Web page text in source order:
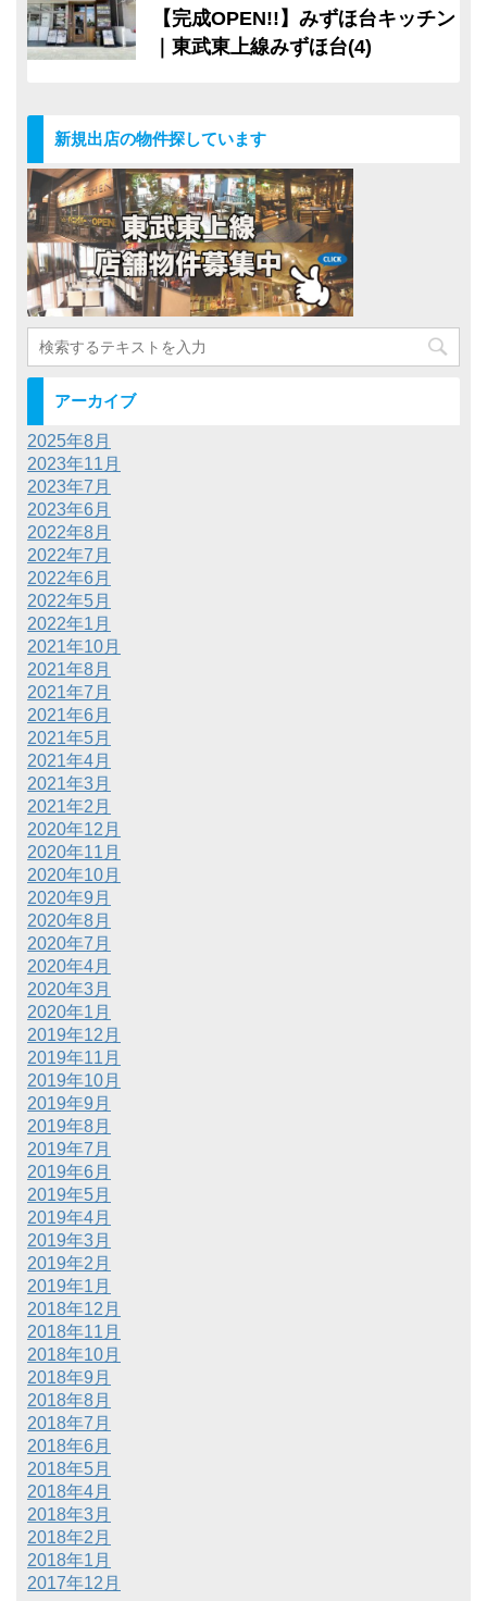
【完成OPEN!!】みずほ台キッチン
｜東武東上線みずほ台(4)
新規出店の物件探しています
アーカイブ
2025年8月
2023年11月
2023年7月
2023年6月
2022年8月
2022年7月
2022年6月
2022年5月
2022年1月
2021年10月
2021年8月
2021年7月
2021年6月
2021年5月
2021年4月
2021年3月
2021年2月
2020年12月
2020年11月
2020年10月
2020年9月
2020年8月
2020年7月
2020年4月
2020年3月
2020年1月
2019年12月
2019年11月
2019年10月
2019年9月
2019年8月
2019年7月
2019年6月
2019年5月
2019年4月
2019年3月
2019年2月
2019年1月
2018年12月
2018年11月
2018年10月
2018年9月
2018年8月
2018年7月
2018年6月
2018年5月
2018年4月
2018年3月
2018年2月
2018年1月
2017年12月